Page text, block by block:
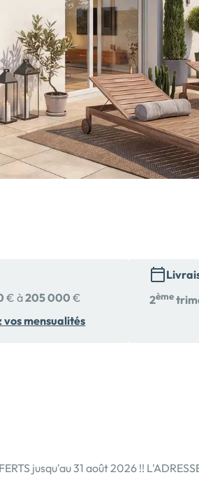
€ à205 000 €
vos mensualités
2ème
jusqu'au 31 août 2026 !!